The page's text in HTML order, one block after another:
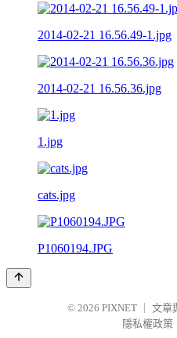
2014-02-21 16.56.49-1.jpg
2014-02-21 16.56.36.jpg
1.jpg
cats.jpg
P1060194.JPG
© 2026 PIXNET
文章
隱私權政策